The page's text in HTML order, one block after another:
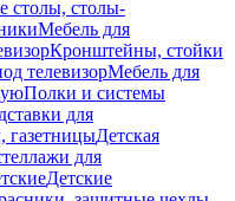
столы, столы-
Мебель для
Кронштейны, стойки
телевизорМебель для
Полки и системы
для
Детская
для
Детские